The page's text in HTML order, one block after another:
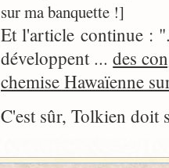
sur ma banquette !]
Et l'article continue :
développent ...des
chemise Hawaïenne
C'est sûr, Tolkien doit